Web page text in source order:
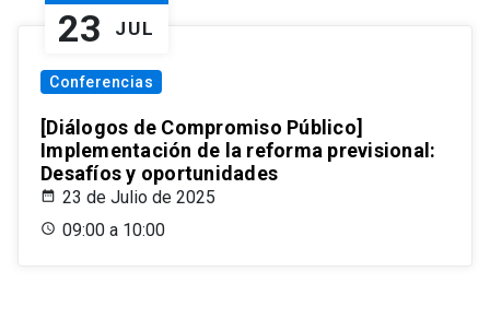
23 JUL
Conferencias
[Diálogos de Compromiso Público]
Implementación de la reforma previsional:
Desafíos y oportunidades
23 de Julio de 2025
09:00 a 10:00